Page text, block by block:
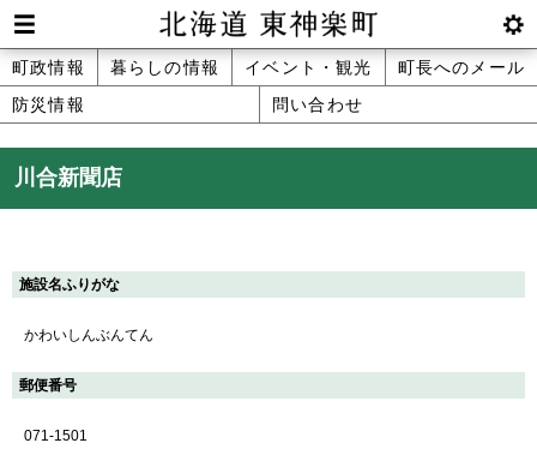
本
文
へ
メ
ュ
Men
u
btnS
ettin
北海道 東神楽町 Hokkaido
メ
ニ
ュ
町政情報 暮らしの情報 イベント・観光
町長へのメール
防災情報
問い合わせ
川合新聞店
施設名ふりがな
かわいしんぶんてん
郵便番号
071-1501